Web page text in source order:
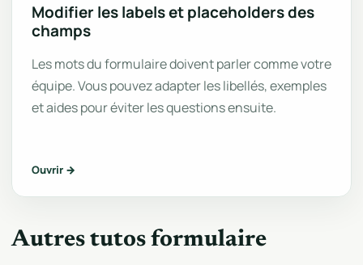
Modifier les labels et placeholders des
champs
Les mots du formulaire doivent parler comme votre
équipe. Vous pouvez adapter les libellés, exemples
et aides pour éviter les questions ensuite.
Ouvrir →
Autres tutos formulaire